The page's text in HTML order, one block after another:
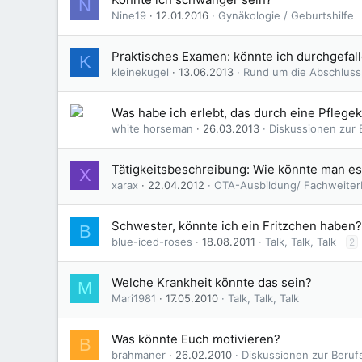
:
N Nine19 12.01.2016 Gynäkologie / Geburtshilfe
K Praktisches Examen: könnte ich
kleinekugel 13.06.2013 Rund um die
Was habe ich erlebt, das durch eine
white horseman 26.03.2013 Diskussionen zur
X Tätigkeitsbeschreibung: Wie könnte man
xarax 22.04.2012 OTA-Ausbildung/
B Schwester, könnte ich ein Fritzchen haben?
blue-iced-roses 18.08.2011 Talk, Talk, Talk 2
M Welche Krankheit könnte das sein?
Mari1981 17.05.2010 Talk, Talk, Talk
B Was könnte Euch motivieren?
brahmaner 26.02.2010 Diskussionen zur